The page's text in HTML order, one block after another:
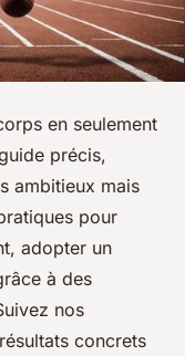
en seulement
précis,
ambitieux mais
pour
adopter un
à des
nos
concrets